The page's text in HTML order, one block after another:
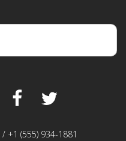
+1 (555) 934-1881